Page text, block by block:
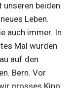
beiden
Leben.
auch immer. In
Mal wurden
auf den
Bern. Vor
grosses Kino: